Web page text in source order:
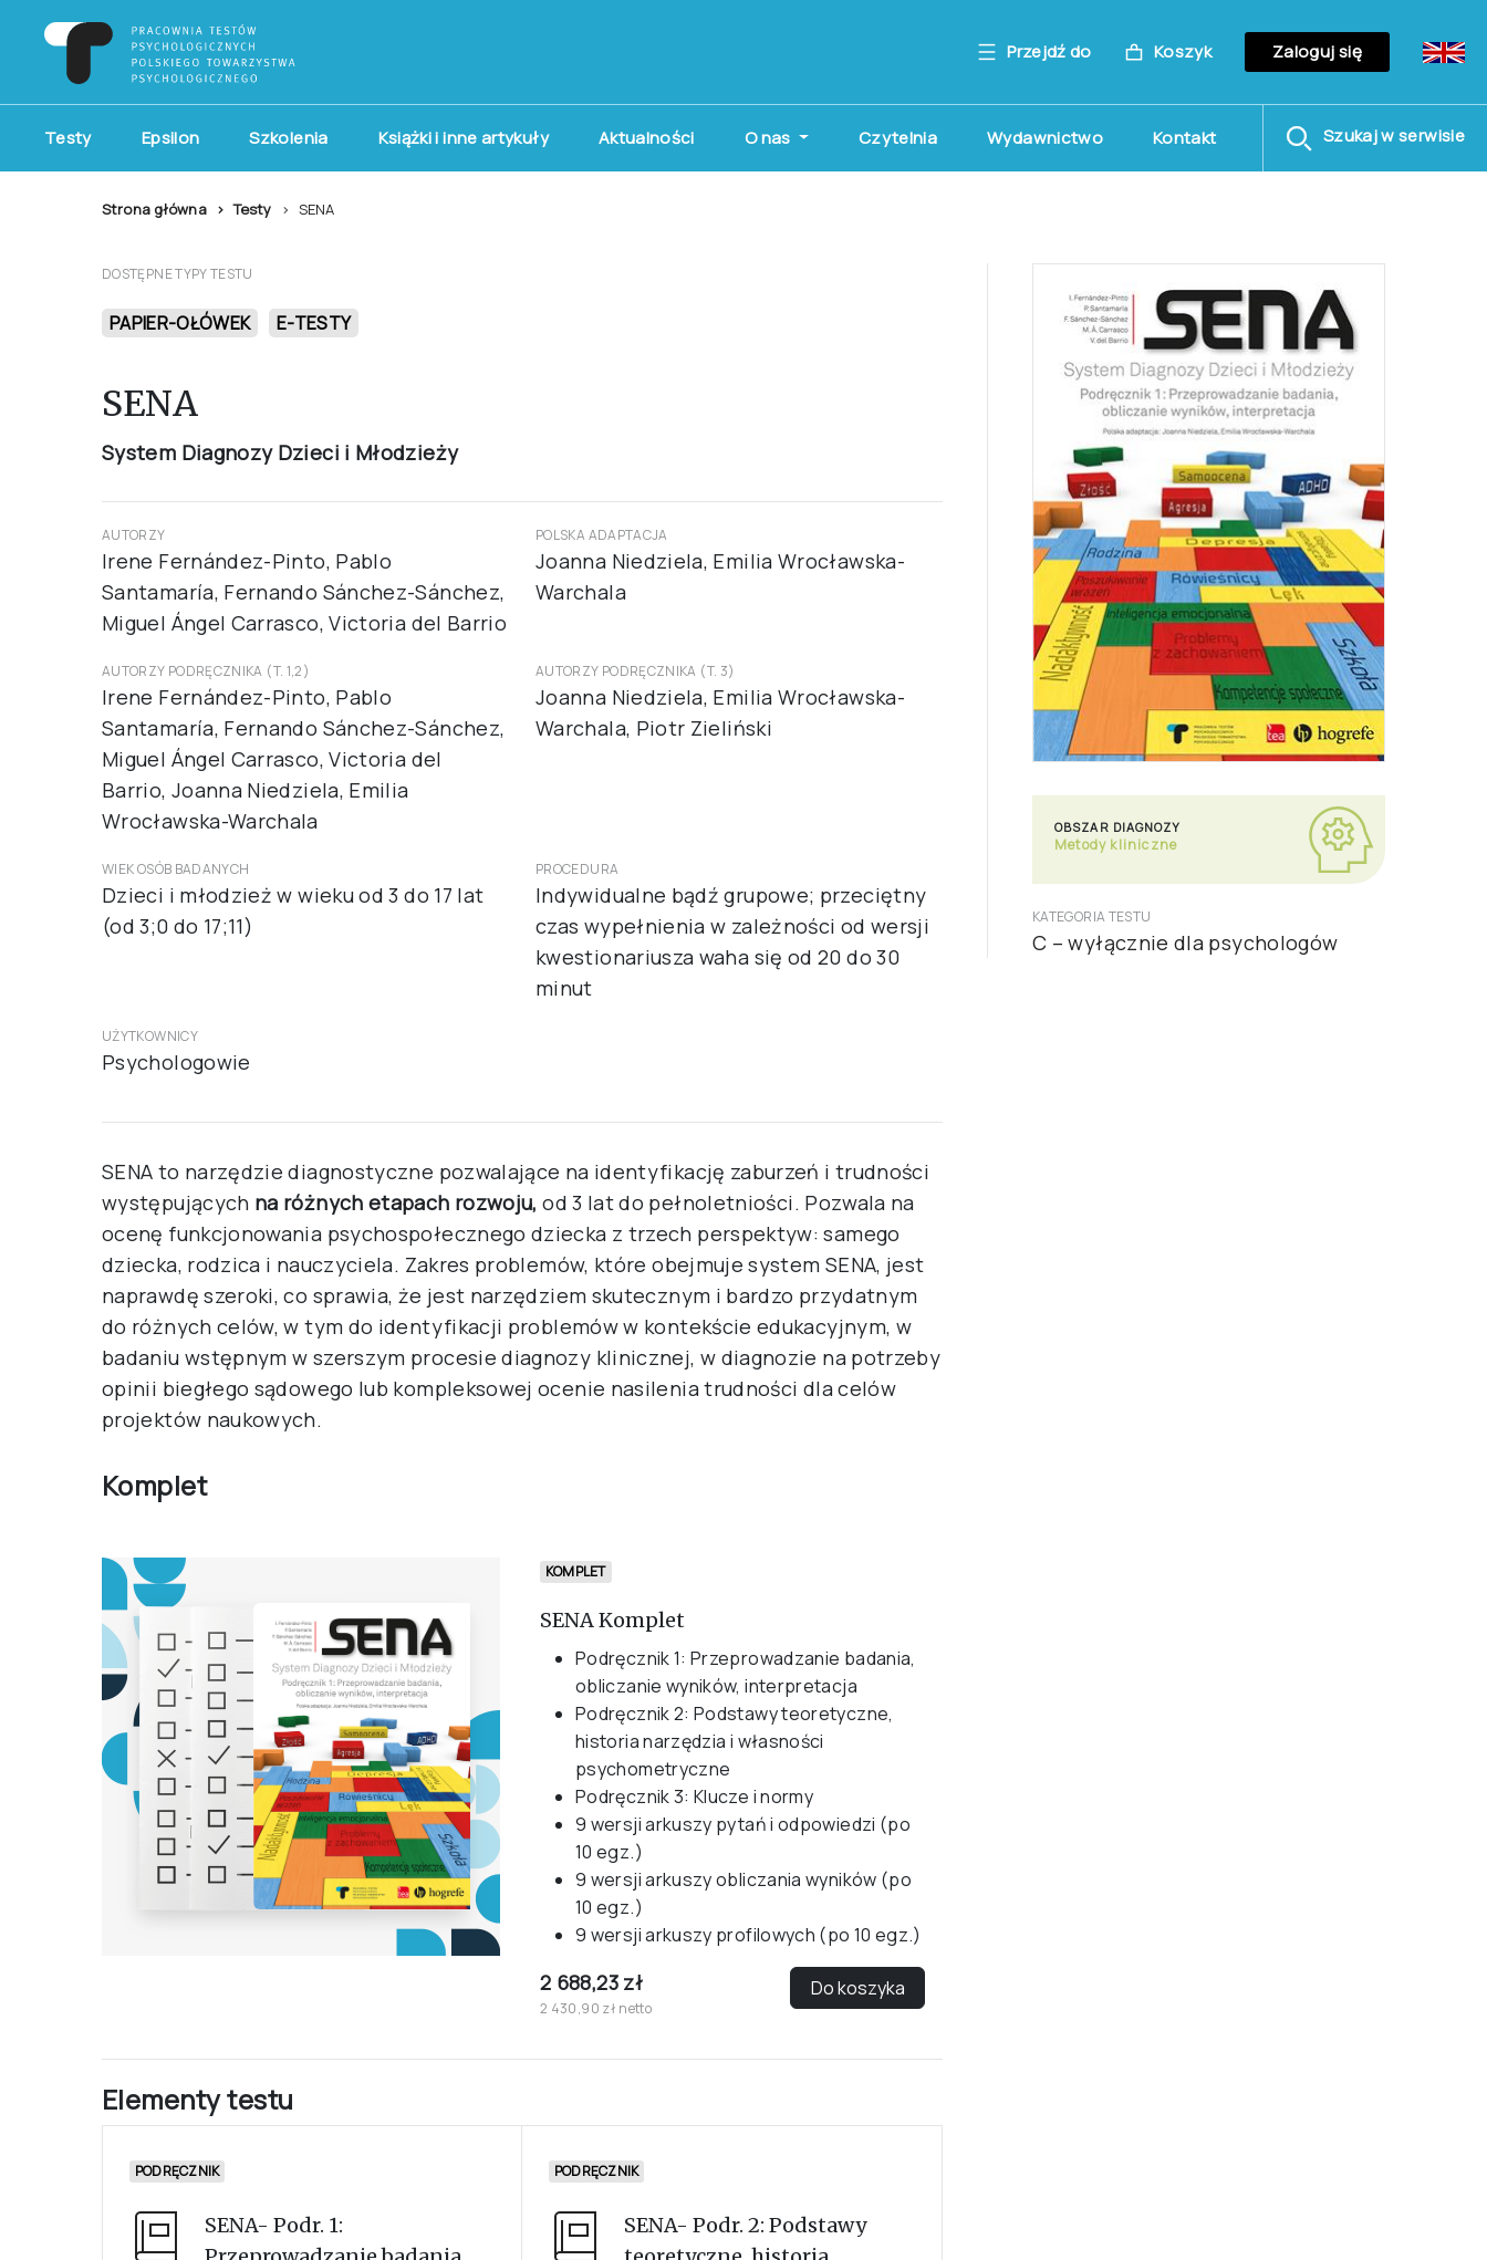
Przejdź do Koszyk Zaloguj się
Testy Epsilon Szkolenia Książki i inne artykuły Aktualności O nas Czytelnia Wydawnictwo Kontakt Szukaj w serwisie
Strona główna Testy SENA
OBSZAR DIAGNOZY
Metody kliniczne
KATEGORIA TESTU
C – wyłącznie dla psychologów
DOSTĘPNE TYPY TESTU
PAPIER-OŁÓWEK E-TESTY
SENA
System Diagnozy Dzieci i Młodzieży
AUTORZY
Irene Fernández-Pinto, Pablo
Santamaría, Fernando Sánchez-Sánchez,
Miguel Ángel Carrasco, Victoria del Barrio
POLSKA ADAPTACJA
Joanna Niedziela, Emilia Wrocławska-
Warchala
AUTORZY PODRĘCZNIKA (T. 1,2)
Irene Fernández-Pinto, Pablo
Santamaría, Fernando Sánchez-Sánchez,
Miguel Ángel Carrasco, Victoria del
Barrio, Joanna Niedziela, Emilia
Wrocławska-Warchala
AUTORZY PODRĘCZNIKA (T. 3)
Joanna Niedziela, Emilia Wrocławska-
Warchala, Piotr Zieliński
WIEK OSÓB BADANYCH
Dzieci i młodzież w wieku od 3 do 17 lat
(od 3;0 do 17;11)
PROCEDURA
Indywidualne bądź grupowe; przeciętny
czas wypełnienia w zależności od wersji
kwestionariusza waha się od 20 do 30
minut
UŻYTKOWNICY
Psychologowie
SENA to narzędzie diagnostyczne pozwalające na identyfikację zaburzeń i trudności
występujących na różnych etapach rozwoju, od 3 lat do pełnoletniości. Pozwala na
ocenę funkcjonowania psychospołecznego dziecka z trzech perspektyw: samego
dziecka, rodzica i nauczyciela. Zakres problemów, które obejmuje system SENA, jest
naprawdę szeroki, co sprawia, że jest narzędziem skutecznym i bardzo przydatnym
do różnych celów, w tym do identyfikacji problemów w kontekście edukacyjnym, w
badaniu wstępnym w szerszym procesie diagnozy klinicznej, w diagnozie na potrzeby
opinii biegłego sądowego lub kompleksowej ocenie nasilenia trudności dla celów
projektów naukowych.
Komplet
KOMPLET
SENA Komplet
Podręcznik 1: Przeprowadzanie badania,
obliczanie wyników, interpretacja
Podręcznik 2: Podstawy teoretyczne,
historia narzędzia i własności
psychometryczne
Podręcznik 3: Klucze i normy
9 wersji arkuszy pytań i odpowiedzi (po
10 egz.)
9 wersji arkuszy obliczania wyników (po
10 egz.)
9 wersji arkuszy profilowych (po 10 egz.)
2 688,23 zł
2 430,90 zł netto
Do koszyka
Elementy testu
PODRĘCZNIK
SENA- Podr. 1:
PODRĘCZNIK
SENA- Podr. 2: Podstawy